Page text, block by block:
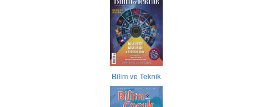
Bilim ve Teknik